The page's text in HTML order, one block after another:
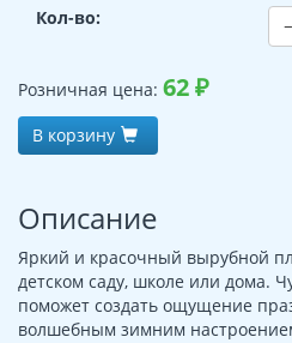
Кол-во: −
Розничная цена: 62₽
В корзину
Описание
Яркий и красочный вырубной
детском саду, школе или дома.
поможет создать ощущение
волшебным зимним